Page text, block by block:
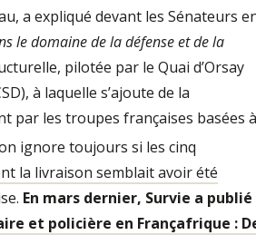
a expliqué devant les Sénateurs
le domaine de la défense et de la
pilotée par le Quai d’Orsay
à laquelle s’ajoute de la
par les troupes françaises basées à
ignore toujours si les cinq
la livraison semblait avoir été
En mars dernier, Survie a publié
et policière en Françafrique :